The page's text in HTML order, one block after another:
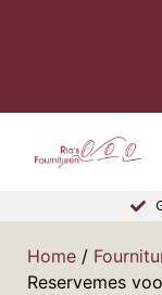
Home /
Reservemes